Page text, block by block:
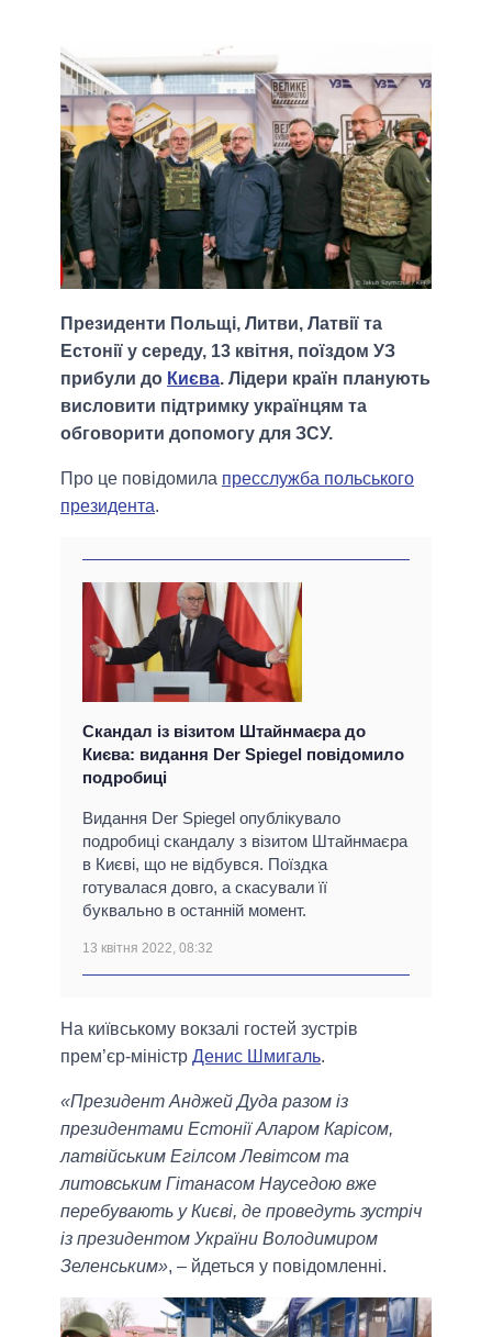
Президенти Польщі, Литви, Латвії та
Естонії у середу, 13 квітня, поїздом УЗ
прибули до Києва. Лідери країн планують
висловити підтримку українцям та
обговорити допомогу для ЗСУ.
Про це повідомила пресслужба польського
президента.
Скандал із візитом Штайнмаєра до
Києва: видання Der Spiegel повідомило
подробиці
Видання Der Spiegel опублікувало
подробиці скандалу з візитом Штайнмаєра
в Києві, що не відбувся. Поїздка
готувалася довго, а скасували її
буквально в останній момент.
13 квітня 2022, 08:32
На київському вокзалі гостей зустрів
прем’єр-міністр Денис Шмигаль.
«Президент Анджей Дуда разом із
президентами Естонії Аларом Карісом,
латвійським Егілсом Левітсом та
литовським Гітанасом Науседою вже
перебувають у Києві, де проведуть зустріч
із президентом України Володимиром
Зеленським», – йдеться у повідомленні.